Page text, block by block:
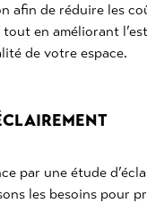
afin de réduire les
en améliorant
de votre espace.
par une étude
les besoins pour